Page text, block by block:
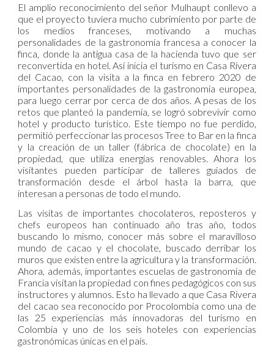
El amplio reconocimiento del señor Mulhaupt conllevo a
que el proyecto tuviera mucho cubrimiento por parte de
los medios franceses, motivando a muchas
personalidades de la gastronomía francesa a conocer la
finca, donde la antigua casa de la hacienda tuvo que ser
reconvertida en hotel. Así inicia el turismo en Casa Rivera
del Cacao, con la visita a la finca en febrero 2020 de
importantes personalidades de la gastronomía europea,
para luego cerrar por cerca de dos años. A pesas de los
retos que planteó la pandemia, se logró sobrevivir como
hotel y producto turístico. Este tiempo no fue perdido,
permitió perfeccionar las procesos Tree to Bar en la finca
y la creación de un taller (fábrica de chocolate) en la
propiedad, que utiliza energías renovables. Ahora los
visitantes pueden participar de talleres guiados de
transformación desde el árbol hasta la barra, que
interesan a personas de todo el mundo.
Las visitas de importantes chocolateros, reposteros y
chefs europeos han continuado año tras año, todos
buscando lo mismo, conocer más sobre el maravilloso
mundo de cacao y el chocolate, buscado derribar los
muros que existen entre la agricultura y la transformación.
Ahora, además, importantes escuelas de gastronomía de
Francia visitan la propiedad con fines pedagógicos con sus
instructores y alumnos. Esto ha llevado a que Casa Rivera
del cacao sea reconocido por Procolombia como una de
las 25 experiencias más innovadoras del turismo en
Colombia y uno de los seis hoteles con experiencias
gastronómicas únicas en el país.